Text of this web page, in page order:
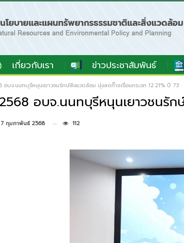
เกี่ยวกับเรา ข่าวประชาสัมพันธ์
บจ.นนทบุรีหนุนเยาวชนรักษ์สิ่งแวดล้อม มุ่งลดก๊าซเรือนกระจก 12.21% ปี 73
อบจ.นนทบุรีหนุนเยาวชนรัก
7 กุมภาพันธ์ 2568 112